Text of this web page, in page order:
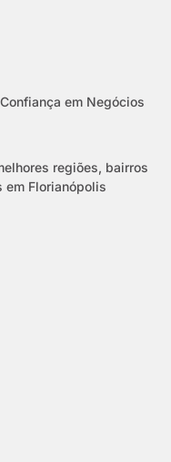
em Negócios
regiões, bairros
Florianópolis